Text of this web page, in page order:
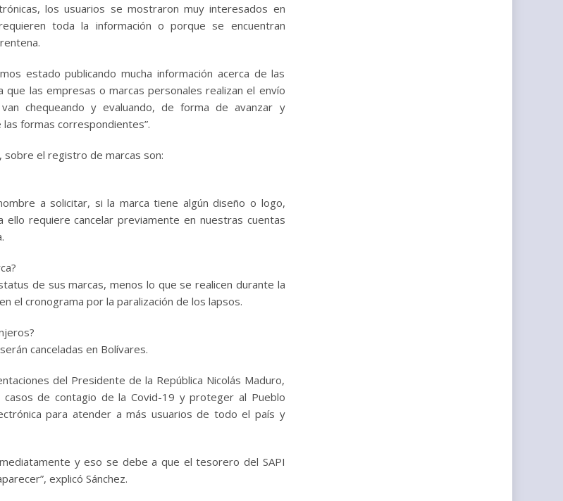
los usuarios se mostraron muy interesados en
toda la información o porque se encuentran
estado publicando mucha información acerca de las
las empresas o marcas personales realizan el envío
chequeando y evaluando, de forma de avanzar y
formas correspondientes”.
sobre el registro de marcas son:
a solicitar, si la marca tiene algún diseño o logo,
requiere cancelar previamente en nuestras cuentas
de sus marcas, menos lo que se realicen durante la
el cronograma por la paralización de los lapsos.
canceladas en Bolívares.
del Presidente de la República Nicolás Maduro,
de contagio de la Covid-19 y proteger al Pueblo
para atender a más usuarios de todo el país y
y eso se debe a que el tesorero del SAPI
explicó Sánchez.